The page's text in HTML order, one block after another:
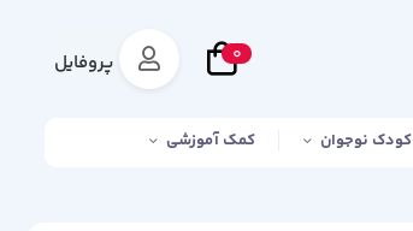
0 پروفایل
کودک نوجوان کمک آموزشی